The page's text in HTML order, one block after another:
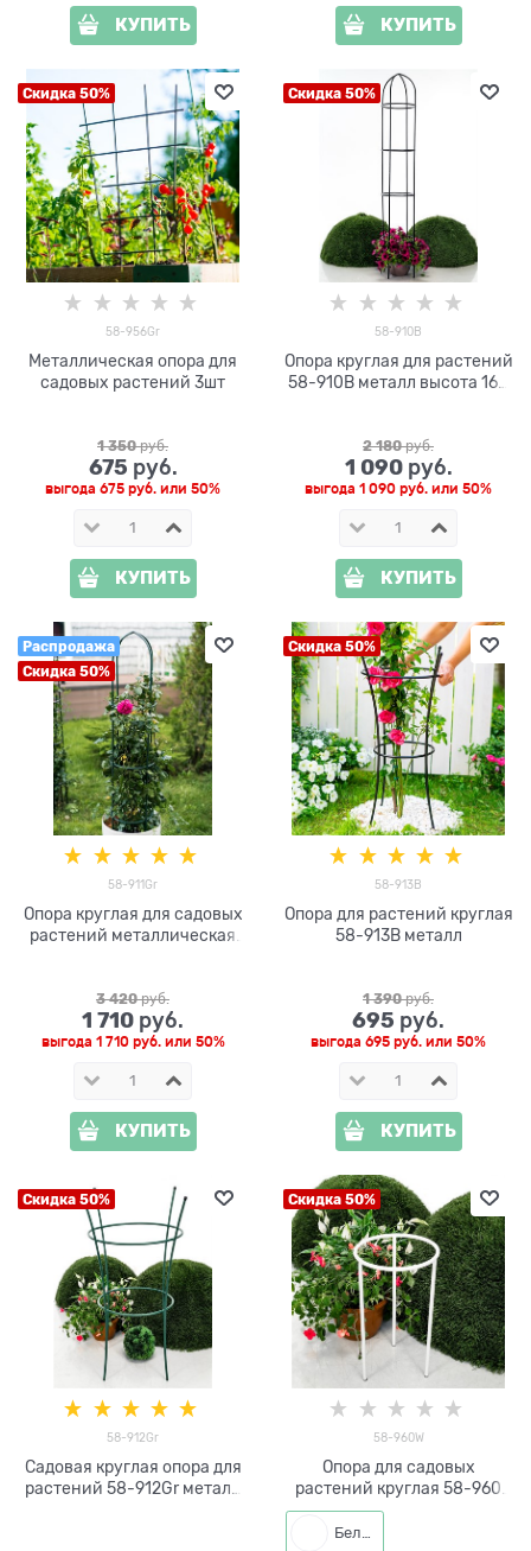
КУПИТЬ КУПИТЬ
Скидка 50%
58-956Gr
Металлическая опора для
садовых растений 3шт
1 350 руб.
675 руб.
выгода 675 руб. или 50%
КУПИТЬ
Скидка 50%
58-910B
Опора круглая для растений
58-910B металл высота 164
2 180 руб.
1 090 руб.
выгода 1 090 руб. или 50%
КУПИТЬ
Распродажа
Скидка 50%
58-911Gr
Опора круглая для садовых
растений металлическая
3 420 руб.
1 710 руб.
выгода 1 710 руб.или 50%
КУПИТЬ
Скидка 50%
58-913B
Опора для растений круглая
58-913B металл
1 390 руб.
695 руб.
выгода 695 руб. или 50%
КУПИТЬ
Скидка 50%
58-912Gr
Садовая круглая опора для
растений 58-912Gr металл
Скидка 50%
58-960W
Опора для садовых
растений круглая 58-960
металлическая h=36 см
Белый